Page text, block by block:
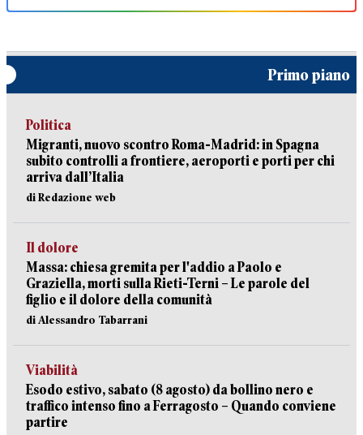
Primo piano
Politica
Migranti, nuovo scontro Roma-Madrid: in Spagna
subito controlli a frontiere, aeroporti e porti per chi
arriva dall’Italia
di Redazione web
Il dolore
Massa: chiesa gremita per l'addio a Paolo e
Graziella, morti sulla Rieti-Terni – Le parole del
figlio e il dolore della comunità
di Alessandro Tabarrani
Viabilità
Esodo estivo, sabato (8 agosto) da bollino nero e
traffico intenso fino a Ferragosto – Quando conviene
partire